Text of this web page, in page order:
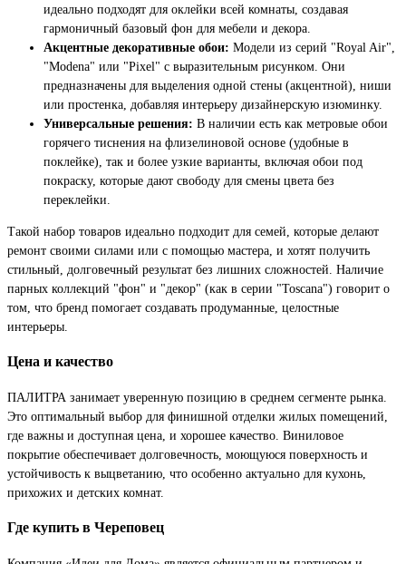
идеально подходят для оклейки всей комнаты, создавая
гармоничный базовый фон для мебели и декора.
Акцентные декоративные обои: Модели из серий "Royal Air",
"Modena" или "Pixel" с выразительным рисунком. Они
предназначены для выделения одной стены (акцентной), ниши
или простенка, добавляя интерьеру дизайнерскую изюминку.
Универсальные решения: В наличии есть как метровые обои
горячего тиснения на флизелиновой основе (удобные в
поклейке), так и более узкие варианты, включая обои под
покраску, которые дают свободу для смены цвета без
переклейки.
Такой набор товаров идеально подходит для семей, которые делают
ремонт своими силами или с помощью мастера, и хотят получить
стильный, долговечный результат без лишних сложностей. Наличие
парных коллекций "фон" и "декор" (как в серии "Toscana") говорит о
том, что бренд помогает создавать продуманные, целостные
интерьеры.
Цена и качество
ПАЛИТРА занимает уверенную позицию в среднем сегменте рынка.
Это оптимальный выбор для финишной отделки жилых помещений,
где важны и доступная цена, и хорошее качество. Виниловое
покрытие обеспечивает долговечность, моющуюся поверхность и
устойчивость к выцветанию, что особенно актуально для кухонь,
прихожих и детских комнат.
Где купить в Череповец